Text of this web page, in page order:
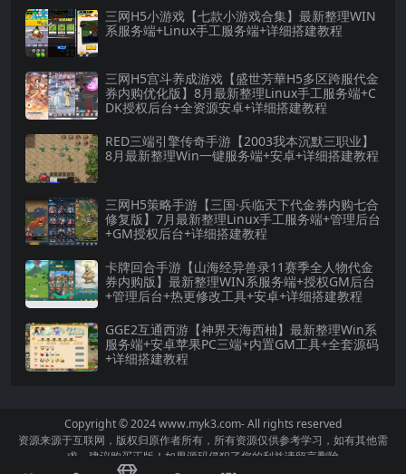
三网H5小游戏【七款小游戏合集】最新整理WIN
系服务端+Linux手工服务端+详细搭建教程
三网H5宫斗养成游戏【盛世芳華H5多区跨服代金
券内购优化版】8月最新整理Linux手工服务端+C
DK授权后台+全资源安卓+详细搭建教程
RED三端引擎传奇手游【2003我本沉默三职业】
8月最新整理Win一键服务端+安卓+详细搭建教程
三网H5策略手游【三国·兵临天下代金券内购七合
修复版】7月最新整理Linux手工服务端+管理后台
+GM授权后台+详细搭建教程
卡牌回合手游【山海经异兽录11赛季全人物代金
券内购版】最新整理WIN系服务端+授权GM后台
+管理后台+热更修改工具+安卓+详细搭建教程
GGE2互通西游【神界天海西柚】最新整理Win系
服务端+安卓苹果PC三端+内置GM工具+全套源码
+详细搭建教程
Copyright © 2024www.myk3.com- All rights reserved
资源来源于互联网，版权归原作者所有，所有资源仅供参考学习，如有其他需
求，建议购买正版！如果源码侵犯了您的利益请留言删除